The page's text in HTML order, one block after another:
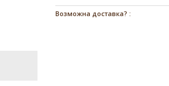
Возможна доставка? :